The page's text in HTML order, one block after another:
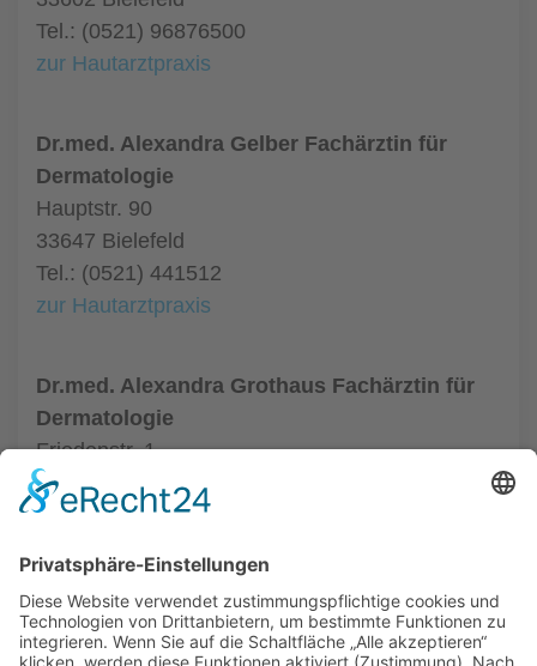
Tel.: (0521) 96876500
zur Hautarztpraxis
Dr.med. Alexandra Gelber Fachärztin für
Dermatologie
Hauptstr. 90
33647 Bielefeld
Tel.: (0521) 441512
zur Hautarztpraxis
Dr.med. Alexandra Grothaus Fachärztin für
Dermatologie
Friedenstr. 1
33602 Bielefeld
Tel.: (0521) 68004